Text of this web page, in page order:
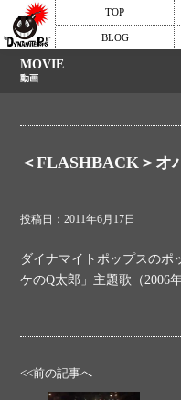
TOP
BLOG
MOVIE
動画
＜FLASHBACK＞オ
投稿日：2011年6月17日
ダイナマイトポップスのポ
ケのQ太郎」主題歌（2006
<<前の記事へ